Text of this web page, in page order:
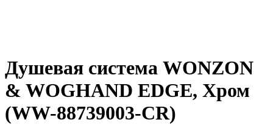
Душевая система WONZON
& WOGHAND EDGE, Хром
(WW-88739003-CR)